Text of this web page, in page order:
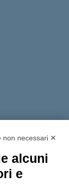
Policy
non necessari ✕
alcuni
e